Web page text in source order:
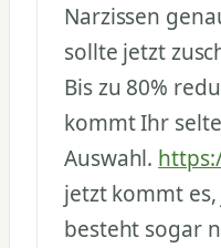
Narzissen
sollte jetzt
Bis zu 80%
kommt Ihr
Auswahl.
jetzt kommt
besteht sogar